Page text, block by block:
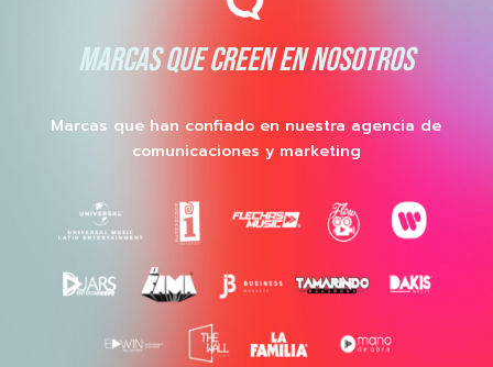
MARCAS QUE CREEN EN NOSOTROS
Marcas que han confiado en nuestra agencia de
comunicaciones y marketing